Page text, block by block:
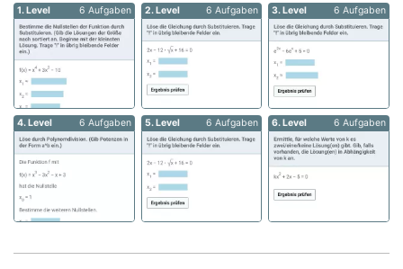
1. Level 6 Aufgaben 2. Level 6 Aufgaben 3. Level 6 Aufgaben
4. Level 6 Aufgaben 5. Level 6 Aufgaben 6. Level 6 Aufgaben